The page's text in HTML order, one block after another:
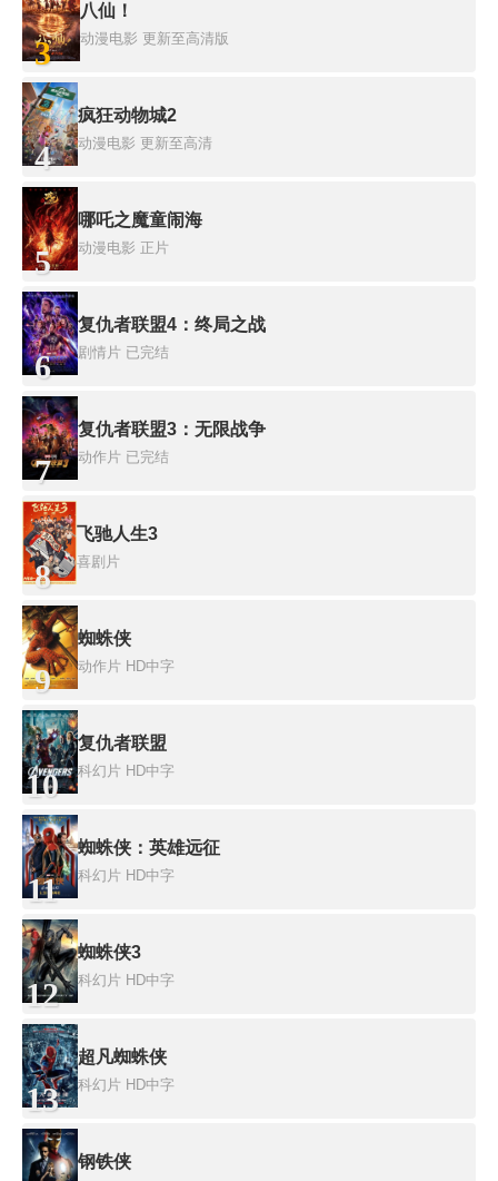
3
八仙！
动漫电影 更新至高清版
4
疯狂动物城2
动漫电影 更新至高清
5
哪吒之魔童闹海
动漫电影 正片
6
复仇者联盟4：终局之战
剧情片 已完结
7
复仇者联盟3：无限战争
动作片 已完结
8
飞驰人生3
喜剧片
9
蜘蛛侠
动作片 HD中字
10
复仇者联盟
科幻片 HD中字
11
蜘蛛侠：英雄远征
科幻片 HD中字
12
蜘蛛侠3
科幻片 HD中字
13
超凡蜘蛛侠
科幻片 HD中字
钢铁侠